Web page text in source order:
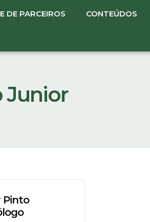
DE PARCEIROS CONTEÚDOS
Junior
Pinto